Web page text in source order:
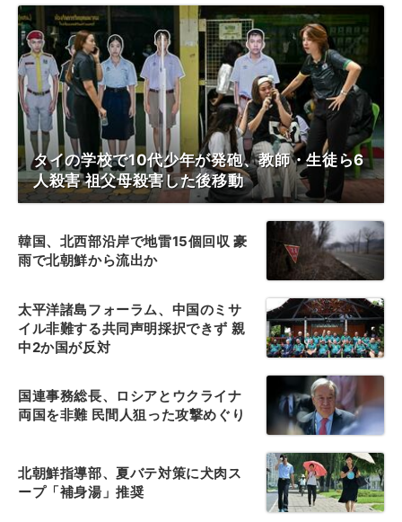
タイの学校で10代少年が発砲、教師・生徒ら6
人殺害 祖父母殺害した後移動
韓国、北西部沿岸で地雷15個回収 豪
雨で北朝鮮から流出か
太平洋諸島フォーラム、中国のミサ
イル非難する共同声明採択できず 親
中2か国が反対
国連事務総長、ロシアとウクライナ
両国を非難 民間人狙った攻撃めぐり
北朝鮮指導部、夏バテ対策に犬肉ス
ープ「補身湯」推奨